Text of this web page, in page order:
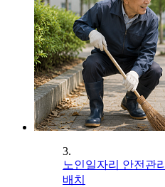
3.
노인일자리 안전관
배치